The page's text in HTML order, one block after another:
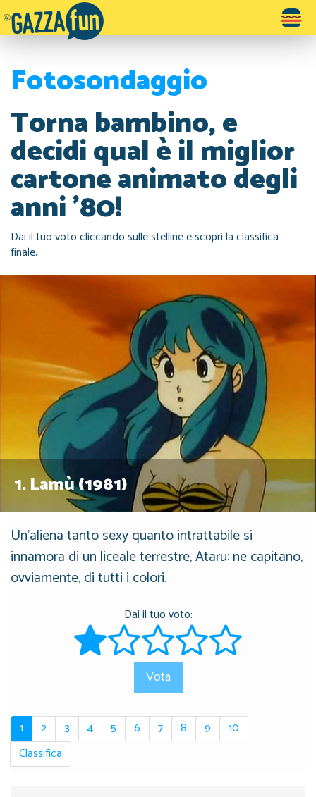
Toggle
Fotosondaggio
Torna bambino, e
decidi qual è il miglior
cartone animato degli
anni '80!
Dai il tuo voto cliccando sulle stelline e scopri la classifica
finale.
1.Lamù (1981)
Un'aliena tanto sexy quanto intrattabile si
innamora di un liceale terrestre, Ataru: ne capitano,
ovviamente, di tutti i colori.
Dai il tuo voto:
Vota
1 2 3 4 5 6 7 8 9
10
Classifica